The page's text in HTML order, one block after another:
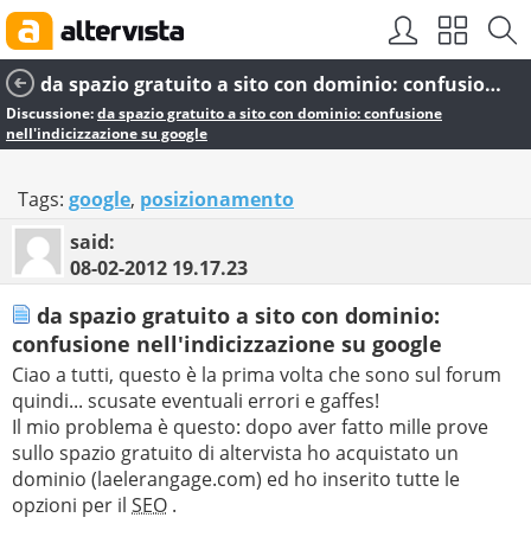
da spazio gratuito a sito con dominio: confusione nell'indicizzazione su google
Discussione:da spazio gratuito a sito con dominio: confusione
nell'indicizzazione su google
Tags: google, posizionamento
said:
08-02-2012 19.17.23
da spazio gratuito a sito con dominio:
confusione nell'indicizzazione su google
Ciao a tutti, questo è la prima volta che sono sul forum
quindi... scusate eventuali errori e gaffes!
Il mio problema è questo: dopo aver fatto mille prove
sullo spazio gratuito di altervista ho acquistato un
dominio (laelerangage.com) ed ho inserito tutte le
opzioni per il SEO .